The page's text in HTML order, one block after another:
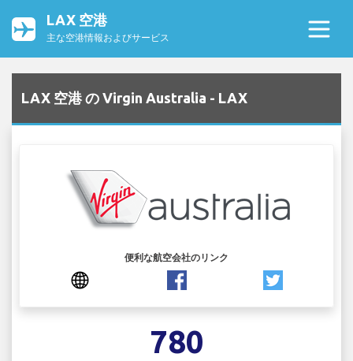
LAX 空港
主な空港情報およびサービス
LAX 空港 の Virgin Australia - LAX
便利な航空会社のリンク
780